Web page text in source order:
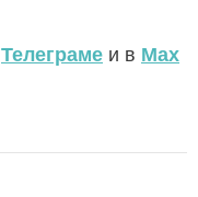
Телеграме и в Max